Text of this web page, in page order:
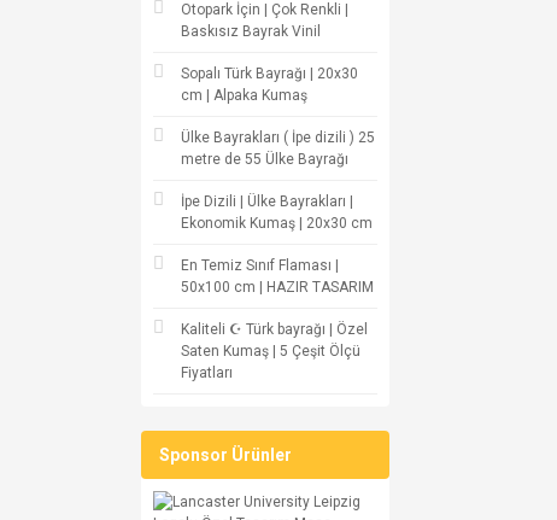
Otopark İçin | Çok Renkli |
Baskısız Bayrak Vinil
Sopalı Türk Bayrağı | 20x30
cm | Alpaka Kumaş
Ülke Bayrakları ( İpe dizili ) 25
metre de 55 Ülke Bayrağı
İpe Dizili | Ülke Bayrakları |
Ekonomik Kumaş | 20x30 cm
En Temiz Sınıf Flaması |
50x100 cm | HAZIR TASARIM
Kaliteli ☪ Türk bayrağı | Özel
Saten Kumaş | 5 Çeşit Ölçü
Fiyatları
Sponsor Ürünler